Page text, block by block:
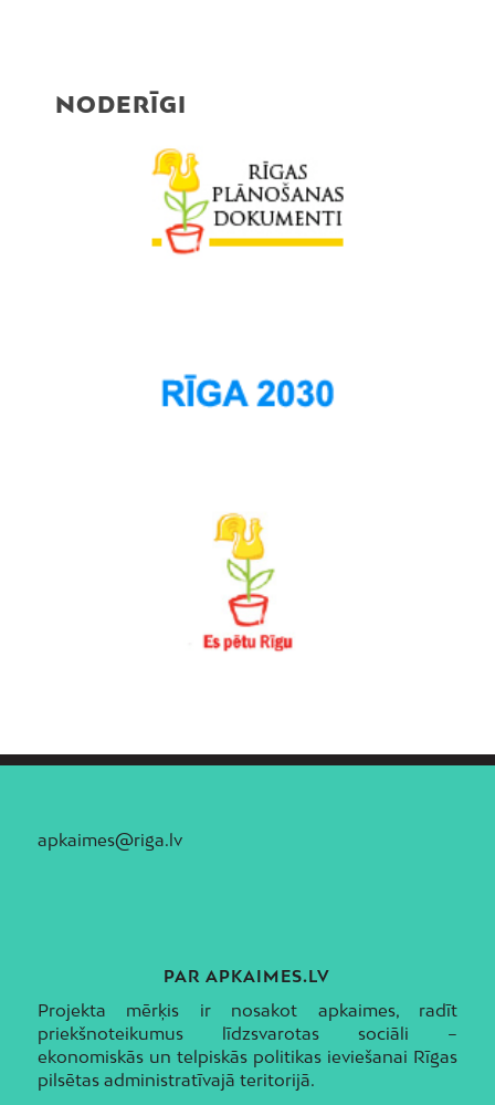
NODERĪGI
apkaimes@riga.lv
PAR APKAIMES.LV
Projekta mērķis ir nosakot apkaimes, radīt
priekšnoteikumus līdzsvarotas sociāli –
ekonomiskās un telpiskās politikas ieviešanai Rīgas
pilsētas administratīvajā teritorijā.